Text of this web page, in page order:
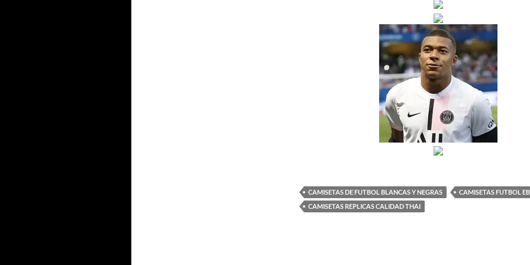
CAMISETAS DE FUTBOL BLANCAS Y NEGRAS
CAMISETAS FUTBOL
CAMISETAS REPLICAS CALIDAD THAI